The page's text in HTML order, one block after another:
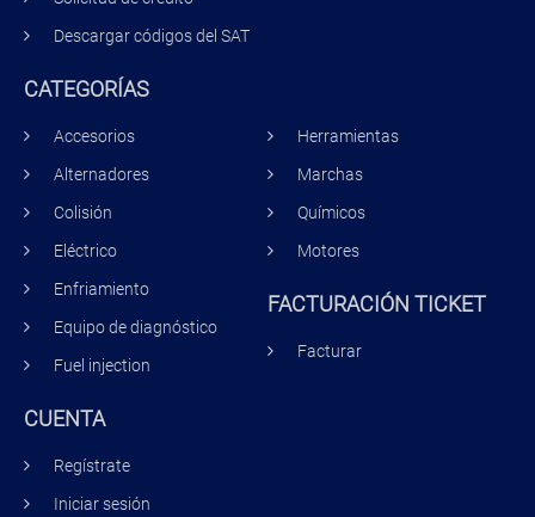
Descargar códigos del SAT
CATEGORÍAS
Accesorios
Alternadores
Colisión
Eléctrico
Enfriamiento
Equipo de diagnóstico
Fuel injection
Herramientas
Marchas
Químicos
Motores
FACTURACIÓN TICKET
Facturar
CUENTA
Regístrate
Iniciar sesión